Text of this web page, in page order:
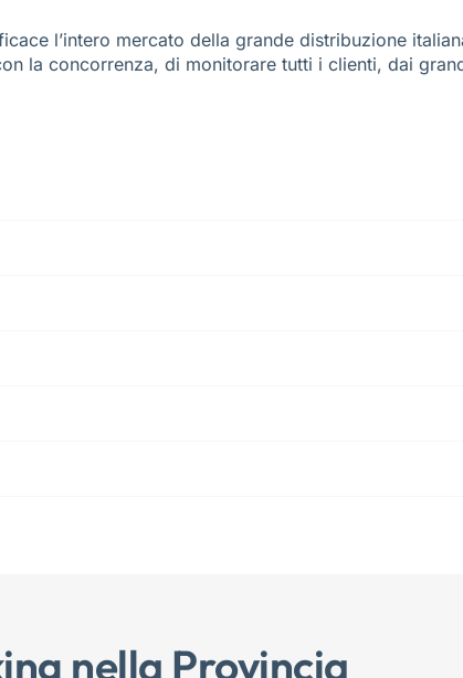
l’intero mercato della grande distribuzione
la concorrenza, di monitorare tutti i clienti, dai
nella Provincia